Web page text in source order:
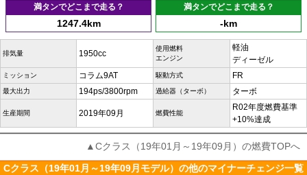
満タンでどこまで走る？
1247.4km
満タンでどこまで走る？
-km
排気量 1950cc
使用燃料
エンジン
軽油
ディーゼル
ミッション コラム9AT 駆動方式 FR
最大出力 194ps/3800rpm 過給器（ターボ） ターボ
生産期間 2019年09月 燃費性能
R02年度燃費基準
+10%達成
▲Cクラス（19年01月～19年09月）の燃費TOPへ
Cクラス（19年01月～19年09月モデル）の他のマイナーチェンジ一覧